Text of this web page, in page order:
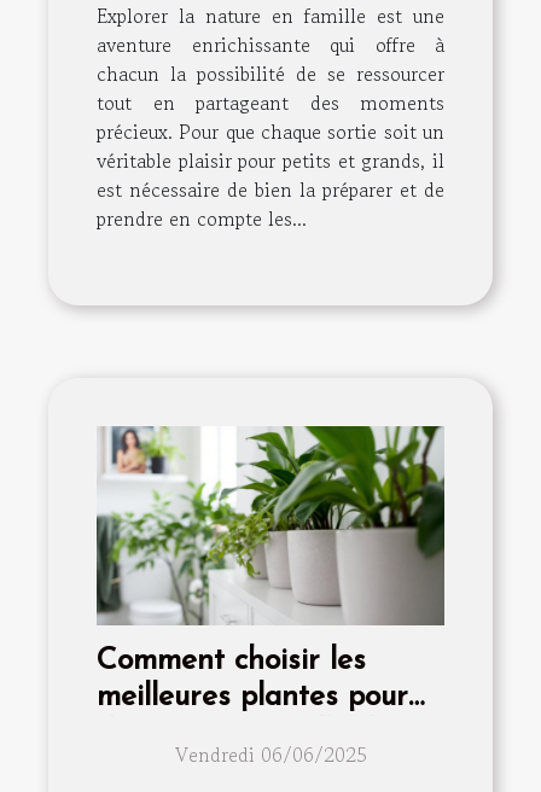
Explorer la nature en famille est une
aventure enrichissante qui offre à
chacun la possibilité de se ressourcer
tout en partageant des moments
précieux. Pour que chaque sortie soit un
véritable plaisir pour petits et grands, il
est nécessaire de bien la préparer et de
prendre en compte les...
Comment choisir les
meilleures plantes pour
Vendredi 06/06/2025